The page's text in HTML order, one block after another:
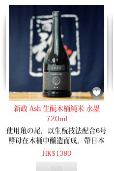
新政 Ash 生酛木桶純米 水墨
720ml
使用亀の尾，以生酛技法配合6号
酵母在木桶中釀造而成，帶日本
梨，白桃的香氣，口感柔和，梨
HK$1380